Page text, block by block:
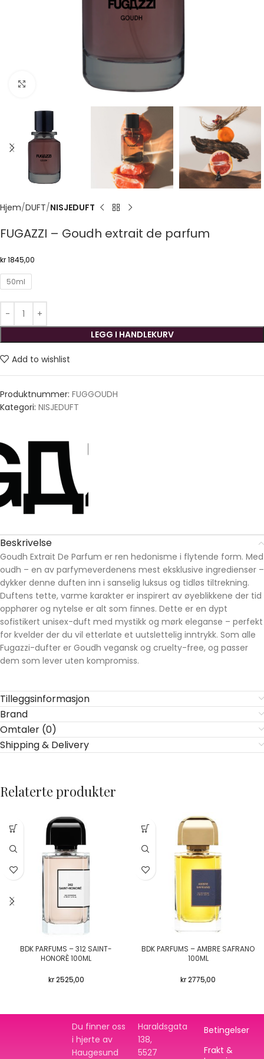
Click to enlarge
Hjem DUFT NISJEDUFT
FUGAZZI – Goudh extrait de parfum
kr1845,00
50ml
LEGG I HANDLEKURV
Add to wishlist
Produktnummer: FUGGOUDH
Kategori: NISJEDUFT
Beskrivelse
Goudh Extrait De Parfum er ren hedonisme i flytende form. Med
oudh – en av parfymeverdenens mest eksklusive ingredienser –
dykker denne duften inn i sanselig luksus og tidløs tiltrekning.
Duftens tette, varme karakter er inspirert av øyeblikkene der tid
opphører og nytelse er alt som finnes. Dette er en dypt
sofistikert unisex-duft med mystikk og mørk eleganse – perfekt
for kvelder der du vil etterlate et uutslettelig inntrykk. Som alle
Fugazzi-dufter er Goudh vegansk og cruelty-free, og passer
dem som lever uten kompromiss.
Tilleggsinformasjon
Brand
Omtaler (0)
Shipping & Delivery
Relaterte produkter
BDK PARFUMS – 312 SAINT-
HONORÈ 100ML
kr2525,00
BDK PARFUMS – AMBRE SAFRANO
100ML
kr2775,00
Du finner oss
i hjerte av
Haugesund
Haraldsgata
138,
5527
Betingelser
Frakt &